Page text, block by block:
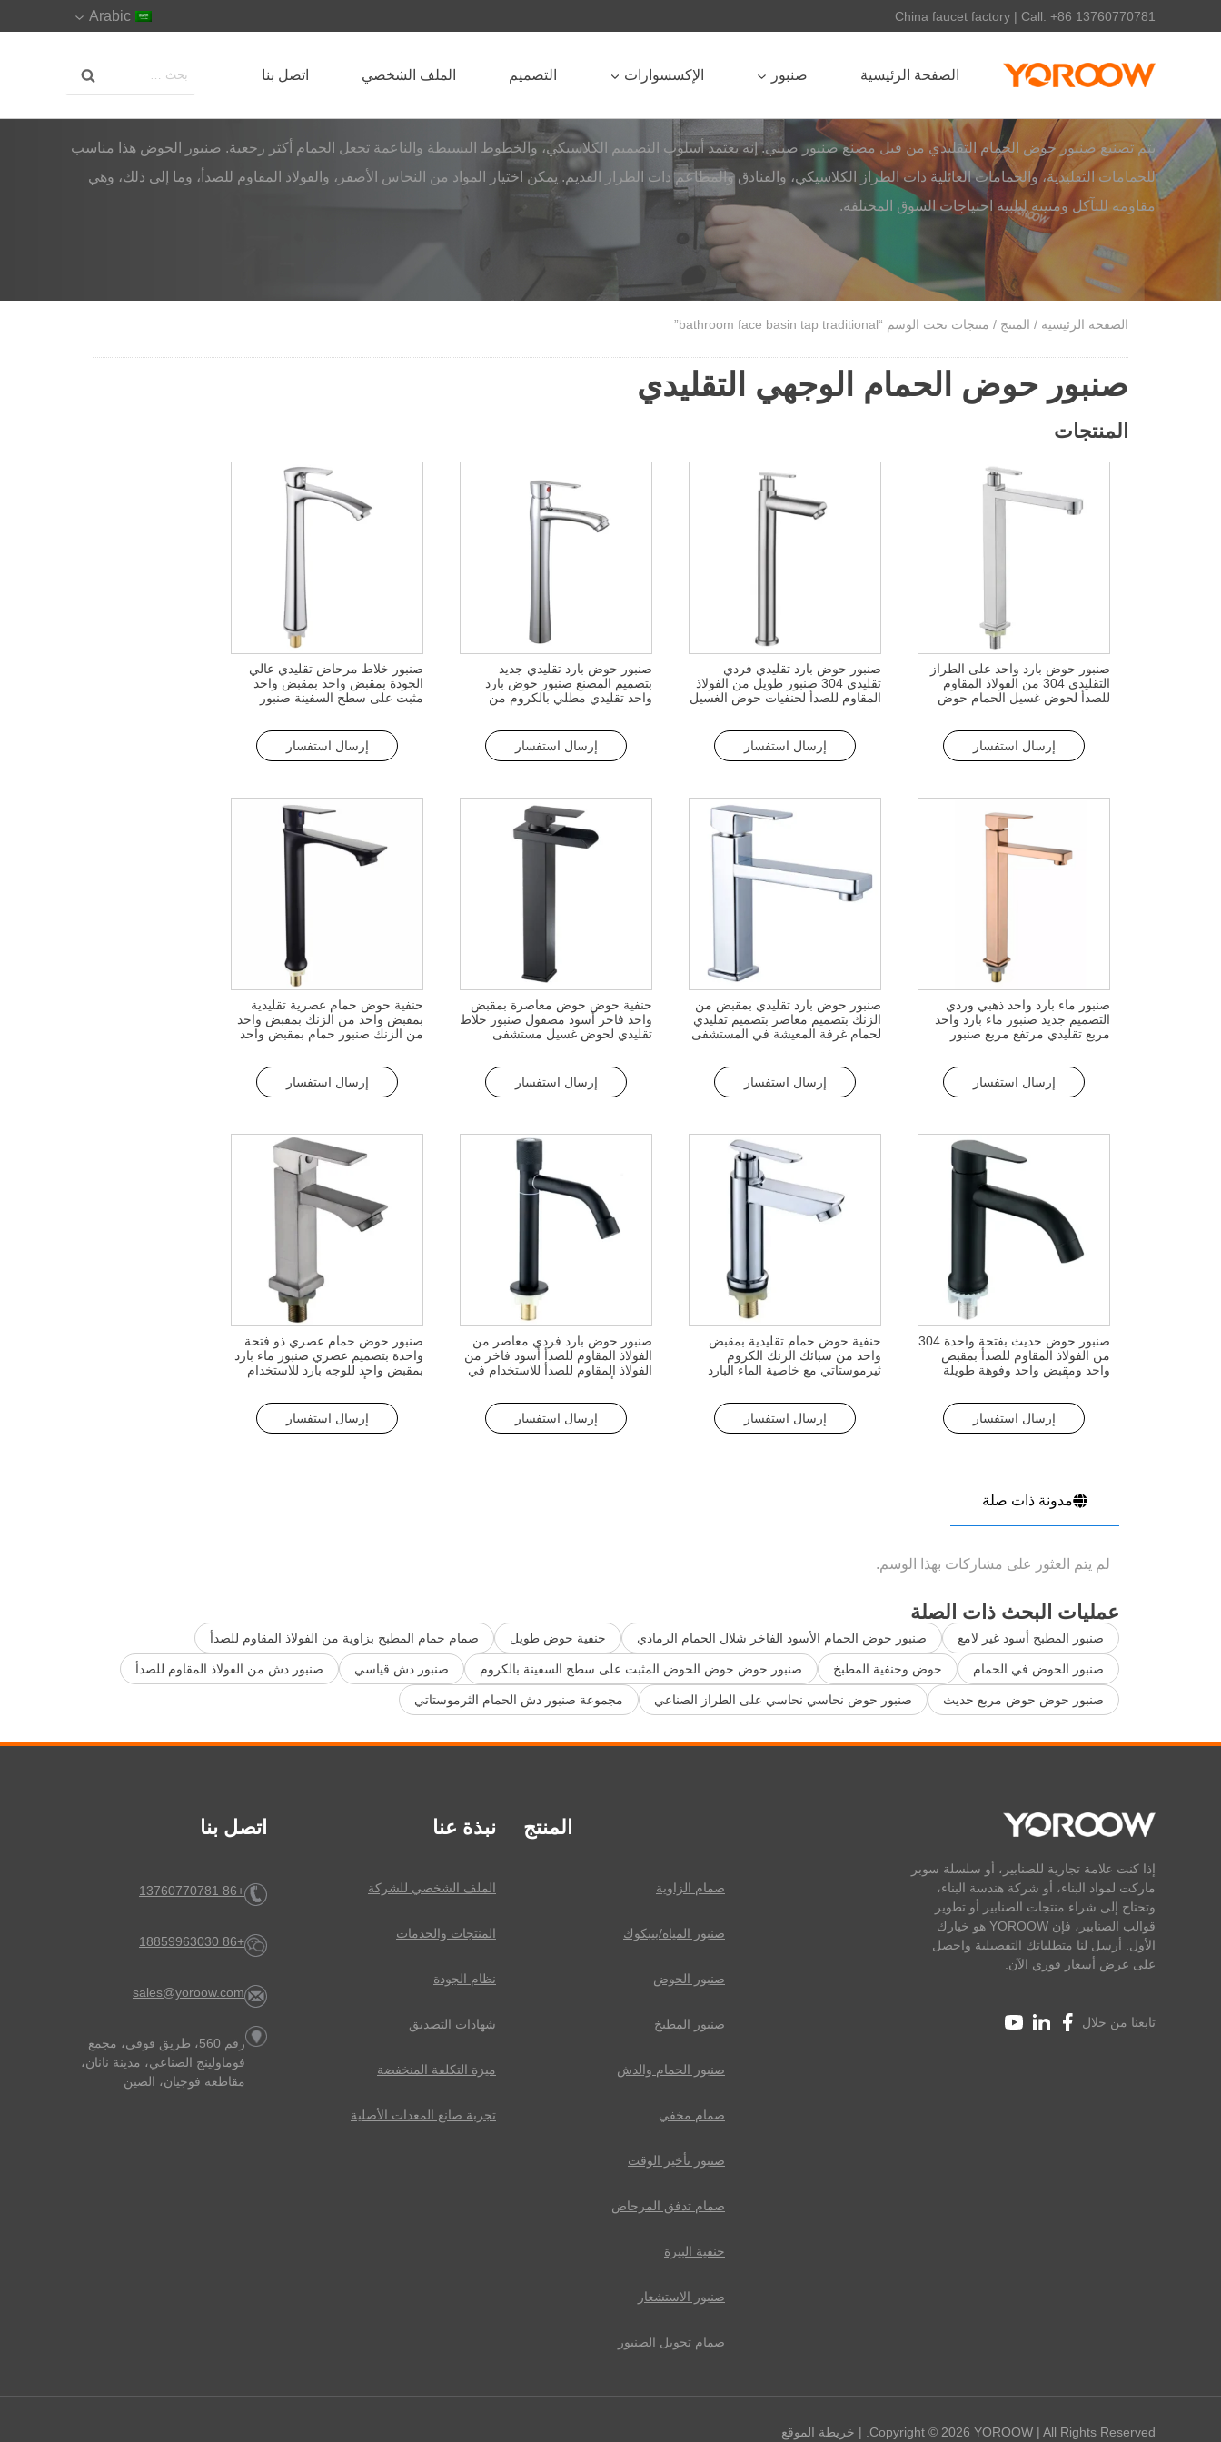
China faucet factory | Call: +86 13760770781
Arabic
الصفحة الرئيسية صنبور الإكسسوارات التصميم الملف الشخصي اتصل بنا
يتم تصنيع صنبور حوض الحمام التقليدي من قبل مصنع صنبور صيني. إنه يعتمد أسلوب التصميم الكلاسيكي، والخطوط البسيطة والناعمة تجعل الحمام أكثر رجعية. صنبور الحوض هذا مناسب
للحمامات التقليدية، والحمامات العائلية ذات الطراز الكلاسيكي، والفنادق والمطاعم ذات الطراز القديم. يمكن اختيار المواد من النحاس الأصفر، والفولاذ المقاوم للصدأ، وما إلى ذلك، وهي
مقاومة للتآكل ومتينة لتلبية احتياجات السوق المختلفة.
الصفحة الرئيسية / المنتج / منتجات تحت الوسم “bathroom face basin tap traditional”
صنبور حوض الحمام الوجهي التقليدي
المنتجات
صنبور حوض بارد واحد على الطراز
التقليدي 304 من الفولاذ المقاوم
للصدأ لحوض غسيل الحمام حوض
إرسال استفسار
صنبور حوض بارد تقليدي فردي
تقليدي 304 صنبور طويل من الفولاذ
المقاوم للصدأ لحنفيات حوض الغسيل
إرسال استفسار
صنبور حوض بارد تقليدي جديد
بتصميم المصنع صنبور حوض بارد
واحد تقليدي مطلي بالكروم من
إرسال استفسار
صنبور خلاط مرحاض تقليدي عالي
الجودة بمقبض واحد بمقبض واحد
مثبت على سطح السفينة صنبور
إرسال استفسار
صنبور ماء بارد واحد ذهبي وردي
التصميم جديد صنبور ماء بارد واحد
مربع تقليدي مرتفع مربع صنبور
إرسال استفسار
صنبور حوض بارد تقليدي بمقبض من
الزنك بتصميم معاصر بتصميم تقليدي
لحمام غرفة المعيشة في المستشفى
إرسال استفسار
حنفية حوض حوض معاصرة بمقبض
واحد فاخر أسود مصقول صنبور خلاط
تقليدي لحوض غسيل مستشفى
إرسال استفسار
حنفية حوض حمام عصرية تقليدية
بمقبض واحد من الزنك بمقبض واحد
من الزنك صنبور حمام بمقبض واحد
صمام نحاسيإرسال استفسار
صنبور حوض حديث بفتحة واحدة 304
من الفولاذ المقاوم للصدأ بمقبض
واحد ومقبض واحد وفوهة طويلة
إرسال استفسار
حنفية حوض حمام تقليدية بمقبض
واحد من سبائك الزنك الكروم
ثيرموستاتي مع خاصية الماء البارد
إرسال استفسار
صنبور حوض بارد فردي معاصر من
الفولاذ المقاوم للصدأ أسود فاخر من
الفولاذ المقاوم للصدأ للاستخدام في
إرسال استفسار
صنبور حوض حمام عصري ذو فتحة
واحدة بتصميم عصري صنبور ماء بارد
بمقبض واحد للوجه بارد للاستخدام
إرسال استفسار
مدونة ذات صلة
لم يتم العثور على مشاركات بهذا الوسم.
عمليات البحث ذات الصلة
صنبور المطبخ أسود غير لامع صنبور حوض الحمام الأسود الفاخر شلال الحمام الرمادي حنفية حوض طويل صمام حمام المطبخ بزاوية من الفولاذ المقاوم للصدأ
صنبور الحوض في الحمام حوض وحنفية المطبخ صنبور حوض حوض الحوض المثبت على سطح السفينة بالكروم صنبور دش قياسي صنبور دش من الفولاذ المقاوم للصدأ
صنبور حوض حوض مربع حديث صنبور حوض نحاسي نحاسي على الطراز الصناعي مجموعة صنبور دش الحمام الثرموستاتي
إذا كنت علامة تجارية للصنابير، أو سلسلة سوبر
ماركت لمواد البناء، أو شركة هندسة البناء،
وتحتاج إلى شراء منتجات الصنابير أو تطوير
قوالب الصنابير، فإن YOROOW هو خيارك
الأول. أرسل لنا متطلباتك التفصيلية واحصل
على عرض أسعار فوري الآن.
تابعنا من خلال
المنتج
صمام الزاوية
صنبور المياه/بيبكوك
صنبور الحوض
صنبور المطبخ
صنبور الحمام والدش
صمام مخفي
صنبور تأخير الوقت
صمام تدفق المرحاض
حنفية البيرة
صنبور الاستشعار
صمام تحويل الصنبور
نبذة عنا
الملف الشخصي للشركة
المنتجات والخدمات
نظام الجودة
شهادات التصديق
ميزة التكلفة المنخفضة
تجربة صانع المعدات الأصلية
اتصل بنا
+86 13760770781
+86 18859963030
sales@yoroow.com
رقم 560، طريق فوفي، مجمع
فوماولينج الصناعي، مدينة نانان،
مقاطعة فوجيان، الصين
Copyright © 2026 YOROOW | All Rights Reserved. | خريطة الموقع